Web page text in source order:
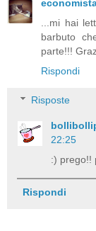
...mi hai
barbuto
parte!!!
Rispondi
Risposte
22:25
:) prego!!
Rispondi